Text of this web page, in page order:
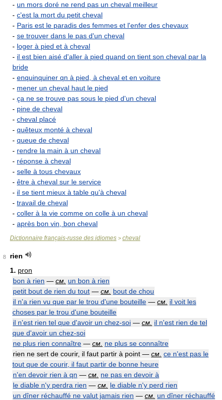
- un mors doré ne rend pas un cheval meilleur
- c'est la mort du petit cheval
- Paris est le paradis des femmes et l'enfer des chevaux
- se trouver dans le pas d'un cheval
- loger à pied et à cheval
- il est bien aisé d'aller à pied quand on tient son cheval par la
bride
- enquinquiner qn à pied, à cheval et en voiture
- mener un cheval haut le pied
- ça ne se trouve pas sous le pied d'un cheval
- pine de cheval
- cheval placé
- quêteux monté à cheval
- queue de cheval
- rendre la main à un cheval
- réponse à cheval
- selle à tous chevaux
- être à cheval sur le service
- il se tient mieux à table qu'à cheval
- travail de cheval
- coller à la vie comme on colle à un cheval
- après bon vin, bon cheval
Dictionnaire français-russe des idiomes > cheval
8
rien
1. pron
bon à rien — см. un bon à rien
petit bout de rien du tout — см. bout de chou
il n'a rien vu que par le trou d'une bouteille — см. il voit les
choses par le trou d'une bouteille
il n'est rien tel que d'avoir un chez-soi — см. il n'est rien de tel
que d'avoir un chez-soi
ne plus rien connaître — см. ne plus se connaître
rien ne sert de courir, il faut partir à point — см. ce n'est pas le
tout que de courir, il faut partir de bonne heure
n'en devoir rien à qn — см. ne pas en devoir à
le diable n'y perdra rien — см. le diable n'y perd rien
un dîner réchauffé ne valut jamais rien — см. un dîner réchauffé